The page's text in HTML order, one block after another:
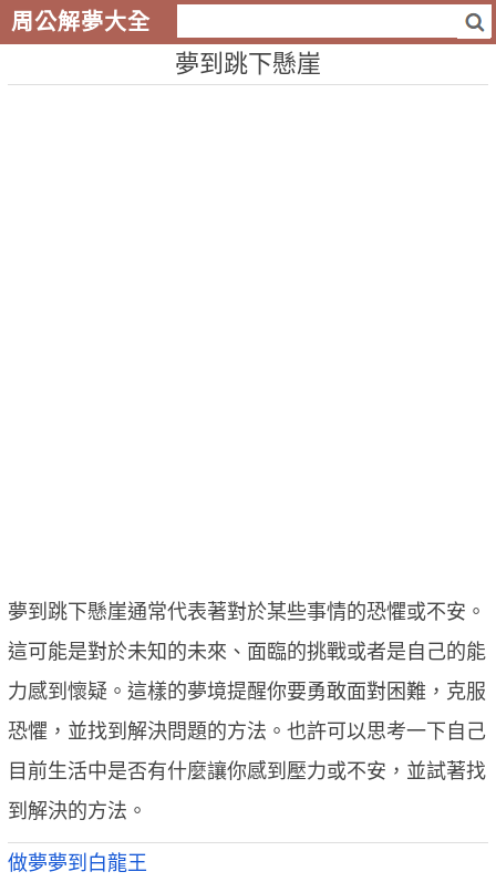
周公解夢大全
夢到跳下懸崖
夢到跳下懸崖通常代表著對於某些事情的恐懼或不安。
這可能是對於未知的未來、面臨的挑戰或者是自己的能
力感到懷疑。這樣的夢境提醒你要勇敢面對困難，克服
恐懼，並找到解決問題的方法。也許可以思考一下自己
目前生活中是否有什麼讓你感到壓力或不安，並試著找
到解決的方法。
做夢夢到白龍王